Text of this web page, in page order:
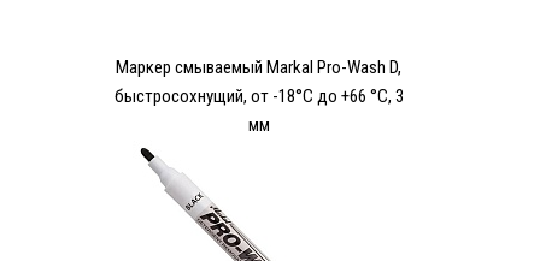
Маркер смываемый Markal Pro-Wash D,
быстросохнущий, от -18°C до +66 °C, 3
мм